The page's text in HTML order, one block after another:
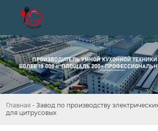
Главная - Завод по производству
для цитрусовых